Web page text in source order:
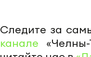
Следите за
канале «Челны-